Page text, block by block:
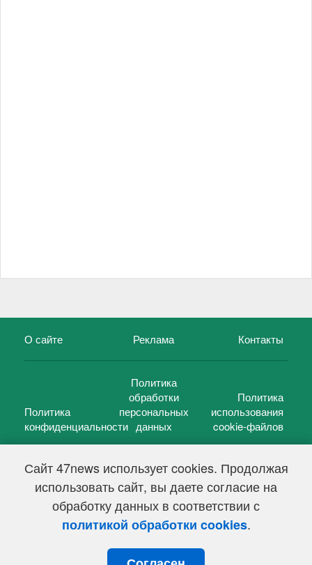
Сайт 47news использует cookies. Продолжая
использовать сайт, вы даете согласие на
обработку данных в соответствии с
политикой обработки cookies.
О сайте Реклама Контакты
Политика
конфиденциальности
Политика
обработки
персональных
данных
Политика
использования
cookie-файлов
47 новостей (47 news)2005 — 2026 г.
Свидетельство о регистрации СМИ Эл № ФС 77-39848, выдано
Федеральной службой по надзору в сфере связи,
информационных технологий и массовых коммуникаций